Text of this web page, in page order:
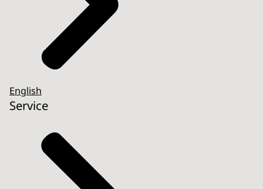
English
Service